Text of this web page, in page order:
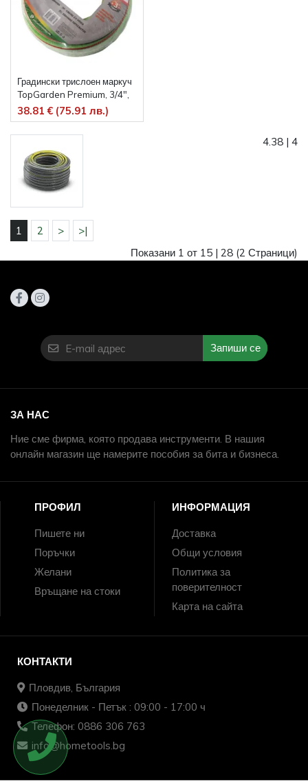
Градински трислоен маркуч
TopGarden Premium, 3/4",
50 м
38.81 € (75.91 лв.)
4.38 | 4
1 2 >
>|
Показани 1 от 15 | 28 (2 Страници)
Запиши се
ЗА НАС
Ние сме фирма, която продава инструменти. В нашия
онлайн магазин ще намерите пособия за бита и бизнеса.
ПРОФИЛ
Пишете ни
Поръчки
Желани
Връщане на стоки
ИНФОРМАЦИЯ
Доставка
Общи условия
Политика за
поверителност
Карта на сайта
КОНТАКТИ
Пловдив, България
Понеделник - Петък : 09:00 - 17:00 ч
Телефон: 0886 306 763
info@hometools.bg